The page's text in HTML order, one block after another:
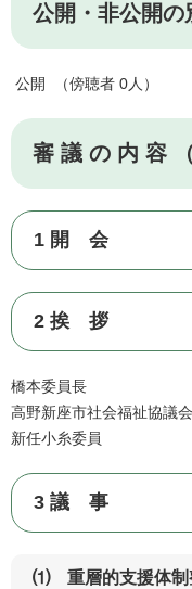
公開・非公開の
公開 （傍聴者 0人）
審 議 の 内 容
1 開 会
2 挨 拶
橋本委員長
高野新座市社会福祉協議
新任小糸委員
3 議 事
⑴ 重層的支援体制